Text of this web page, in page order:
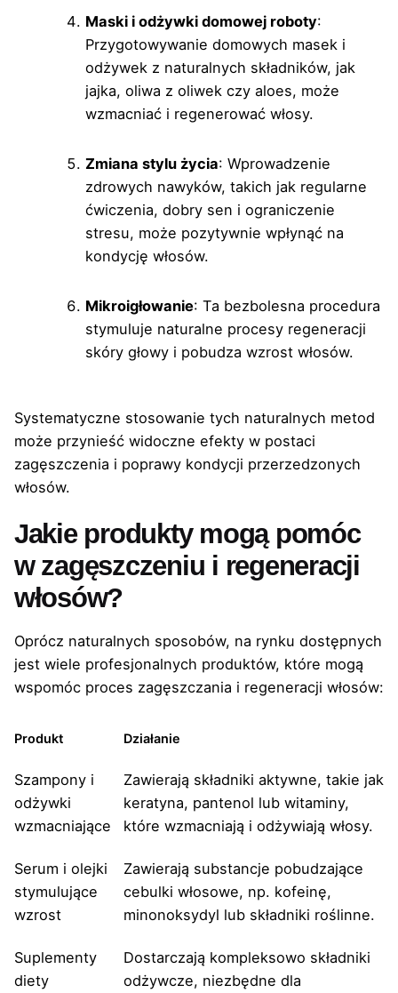
Maski i odżywki domowej roboty:
Przygotowywanie domowych masek i
odżywek z naturalnych składników, jak
jajka, oliwa z oliwek czy aloes, może
wzmacniać i regenerować włosy.
Zmiana stylu życia: Wprowadzenie
zdrowych nawyków, takich jak regularne
ćwiczenia, dobry sen i ograniczenie
stresu, może pozytywnie wpłynąć na
kondycję włosów.
Mikroigłowanie: Ta bezbolesna procedura
stymuluje naturalne procesy regeneracji
skóry głowy i pobudza wzrost włosów.
Systematyczne stosowanie tych naturalnych metod
może przynieść widoczne efekty w postaci
zagęszczenia i poprawy kondycji przerzedzonych
włosów.
Jakie produkty mogą pomóc
w zagęszczeniu i regeneracji
włosów?
Oprócz naturalnych sposobów, na rynku dostępnych
jest wiele profesjonalnych produktów, które mogą
wspomóc proces zagęszczania i regeneracji włosów:
Produkt Działanie
Szampony i
odżywki
wzmacniające
Zawierają składniki aktywne, takie jak
keratyna, pantenol lub witaminy,
które wzmacniają i odżywiają włosy.
Serum i olejki
stymulujące
wzrost
Zawierają substancje pobudzające
cebulki włosowe, np. kofeinę,
minonoksydyl lub składniki roślinne.
Suplementy
diety
Dostarczają kompleksowo składniki
odżywcze, niezbędne dla